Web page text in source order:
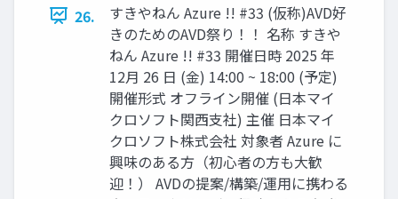
26.
すきやねん Azure !! #33 (仮称)AVD好
きのためのAVD祭り！！ 名称 すきや
ねん Azure !! #33 開催日時 2025 年
12月 26 日 (金) 14:00 ~ 18:00 (予定)
開催形式 オフライン開催 (日本マイ
クロソフト関西支社) 主催 日本マイ
クロソフト株式会社 対象者 Azure に
興味のある方（初心者の方も大歓
迎！） AVDの提案/構築/運用に携わる